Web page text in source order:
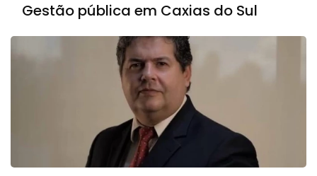
Gestão pública em Caxias do Sul